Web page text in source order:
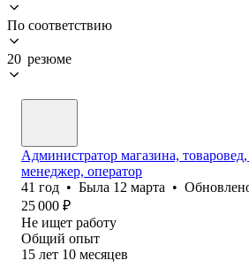
По соответствию
20 резюме
Администратор магазина, товаровед,
менеджер, оператор
41 год • Была 12 марта •
25 000 ₽
Не ищет работу
Общий опыт
15 лет 10 месяцев